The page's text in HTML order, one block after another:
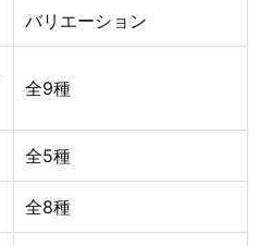
バリエーション
全9種
全5種
全8種